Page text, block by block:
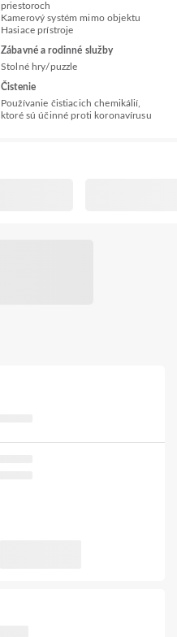
priestoroch
Kamerový systém mimo objektu
Hasiace prístroje
Zábavné a rodinné služby
Stolné hry/puzzle
Čistenie
Používanie čistiacich chemikálií,
ktoré sú účinné proti koronavírusu